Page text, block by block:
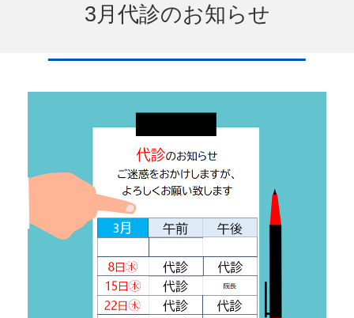
3月代診のお知らせ